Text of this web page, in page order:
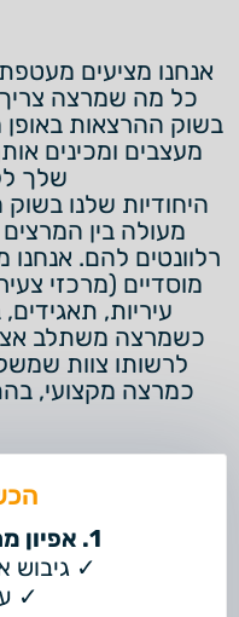
אנחנו מציעים
כל מה שמרצה
בשוק ההרצאות באופן
מעצבים ומכינים
שלך
היחודיות שלנו
מעולה בין
רלוונטים להם. אנחנו
מוסדיים (מרכזי
עיריות,
כשמרצה משתלב
לרשותו צוות
כמרצה מקצועי,
1. אפיון מרצה ופיתוח תוכן
✓ גיבוש
✓